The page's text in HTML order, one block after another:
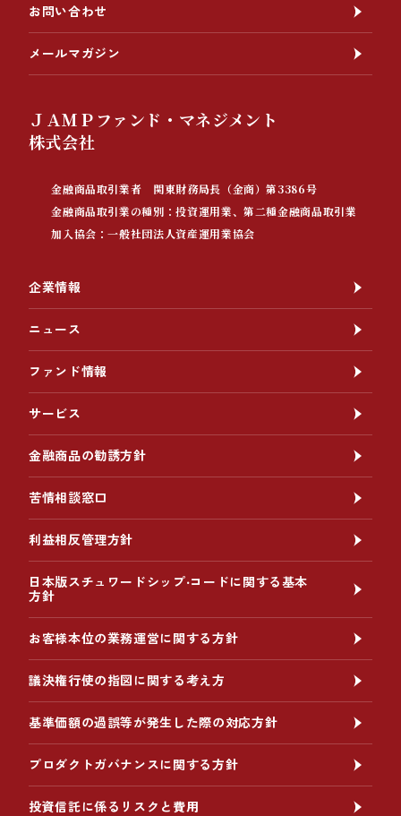
お問い合わせ
メールマガジン
ＪＡＭＰファンド・マネジメント
株式会社
金融商品取引業者 関東財務局長（金商）第3386号
金融商品取引業の種別：投資運用業、第二種金融商品取引業
加入協会：一般社団法人資産運用業協会
企業情報
ニュース
ファンド情報
サービス
金融商品の勧誘方針
苦情相談窓口
利益相反管理方針
日本版スチュワードシップ‧コードに関する基本
方針
お客様本位の業務運営に関する方針
議決権行使の指図に関する考え方
基準価額の過誤等が発生した際の対応方針
プロダクトガバナンスに関する方針
投資信託に係るリスクと費用